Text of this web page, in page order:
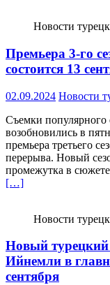
Новости
Премьера 3-го
состоится 13
02.09.2024 Новости
Съемки популярного
возобновились в
премьера третьего
перерыва. Новый
промежутка в
[…]
Новости
Новый турецкий
Ийнемли в
сентября